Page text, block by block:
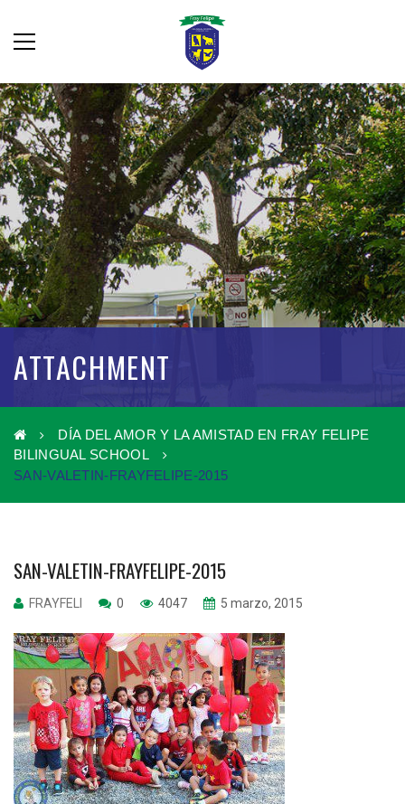
ATTACHMENT
DÍA DEL AMOR Y LA AMISTAD EN FRAY FELIPE
BILINGUAL SCHOOL
SAN-VALETIN-FRAYFELIPE-2015
SAN-VALETIN-FRAYFELIPE-2015
FRAYFELI 0 4047 5 marzo, 2015